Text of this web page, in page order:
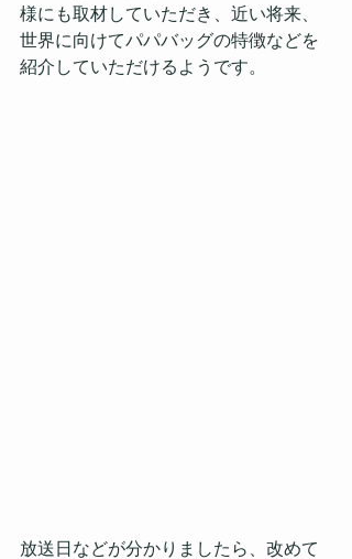
様にも取材していただき、近い将来、
世界に向けてパパバッグの特徴などを
紹介していただけるようです。
放送日などが分かりましたら、改めて